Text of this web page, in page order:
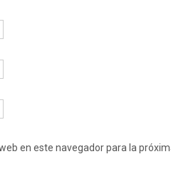
en este navegador para la